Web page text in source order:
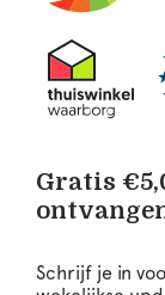
Gratis
Schrijf je in